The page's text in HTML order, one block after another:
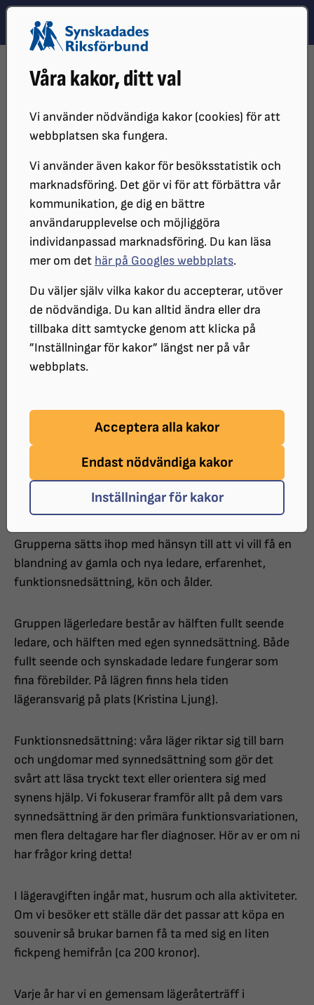
Våra kakor, ditt val
Vi använder nödvändiga kakor (cookies) för att
webbplatsen ska fungera.
Vi använder även kakor för besöksstatistik och
marknadsföring. Det gör vi för att förbättra vår
kommunikation, ge dig en bättre
användarupplevelse och möjliggöra
individanpassad marknadsföring. Du kan läsa
mer om det här på Googles webbplats.
Du väljer själv vilka kakor du accepterar, utöver
de nödvändiga. Du kan alltid ändra eller dra
tillbaka ditt samtycke genom att klicka på
”Inställningar för kakor” längst ner på vår
webbplats.
Acceptera alla kakor
Endast nödvändiga kakor
Inställningar för kakor
Hoppa till innehåll
Hoppa till hitta snabbt
DISTRIKT
SRF STOCKHOLM GOTLAND
Nyfiken på våra sommarläger?
Vi har anordnat sommarläger för
synskadade barn och ungdomar både
på Kärsögården och Gotland under
många år, och lägren brukar vara
mycket uppskattade.
Våra läger är typiska sommarkollon men där allt görs
med hänsyn till barnens synnedsättning. Vi erbjuder
en trygg och rolig miljö där barnen kan växa och får
och bus, bad, pyssel, fysisk aktivitet och utflykter. Vi
har som tradition att besöka olika nöjesfält och varje
år provar vi nya saker.
För att barnen ska få den tid och stöd som de
behöver så har vi med oss många lägerledare (en
Grupperna sätts ihop med hänsyn till att vi vill få en
blandning av gamla och nya ledare, erfarenhet,
funktionsnedsättning, kön och ålder.
Gruppen lägerledare består av hälften fullt seende
ledare, och hälften med egen synnedsättning. Både
fullt seende och synskadade ledare fungerar som
fina förebilder. På lägren finns hela tiden
lägeransvarig på plats (Kristina Ljung).
Funktionsnedsättning: våra läger riktar sig till barn
och ungdomar med synnedsättning som gör det
svårt att läsa tryckt text eller orientera sig med
synens hjälp. Vi fokuserar framför allt på dem vars
synnedsättning är den primära funktionsvariationen,
men flera deltagare har fler diagnoser. Hör av er om ni
har frågor kring detta!
I lägeravgiften ingår mat, husrum och alla aktiviteter.
Om vi besöker ett ställe där det passar att köpa en
souvenir så brukar barnen få ta med sig en liten
fickpeng hemifrån (ca 200 kronor).
Varje år har vi en gemensam lägeråterträff i